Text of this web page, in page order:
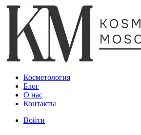
Косметология
Блог
О нас
Контакты
Войти